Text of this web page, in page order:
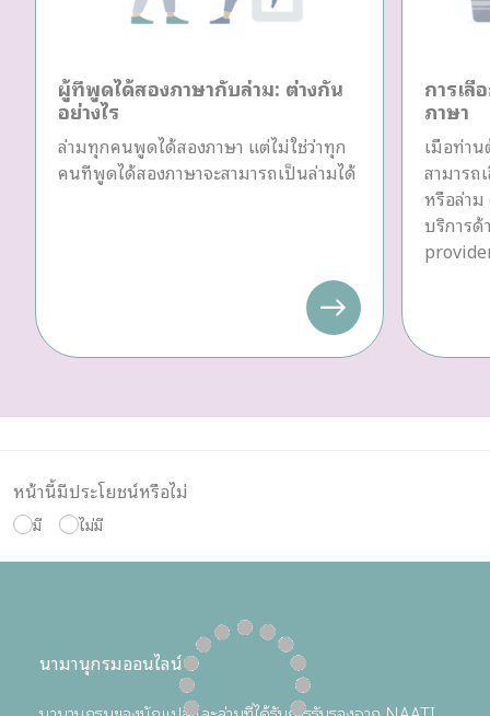
ผู้ที่พูดได้สองภาษากับล่าม: ต่างกัน
อย่างไร
ล่ามทุกคนพูดได้สองภาษา แต่ไม่ใช่ว่าทุก
คนที่พูดได้สองภาษาจะสามารถเป็นล่ามได้
การเ
ภาษา
เมื่อท่า
สามาร
หรือล่า
บริการ
หน้านี้มีประโยชน์หรือไม่
มี ไม่มี
นามานุกรมออนไลน์